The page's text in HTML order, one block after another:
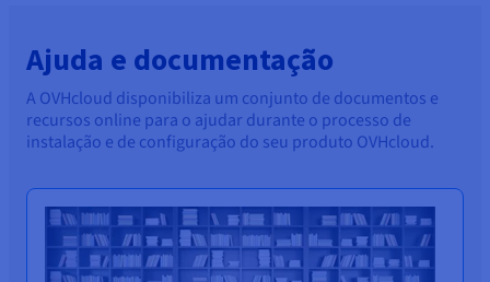
Ajuda e documentação
A OVHcloud disponibiliza um conjunto de documentos e
recursos online para o ajudar durante o processo de
instalação e de configuração do seu produto OVHcloud.